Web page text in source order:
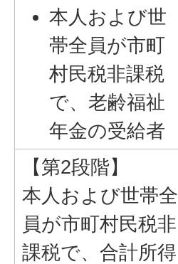
本人および世
帯全員が市町
村民税非課税
で、老齢福祉
年金の受給者
【第2段階】
本人および世帯全
員が市町村民税非
課税で、合計所得